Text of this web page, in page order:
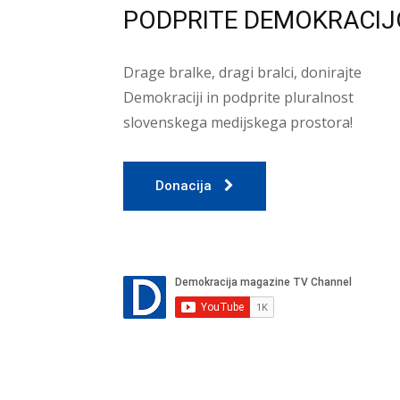
PODPRITE
Drage bralke, dragi bralci, donirajte
Demokraciji in podprite pluralnost
slovenskega medijskega prostora!
Donacija